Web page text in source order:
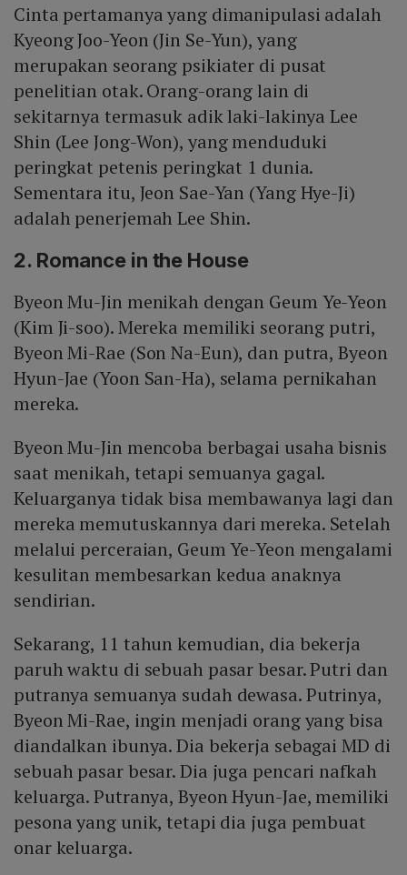
Cinta pertamanya yang dimanipulasi adalah
Kyeong Joo-Yeon (Jin Se-Yun), yang
merupakan seorang psikiater di pusat
penelitian otak. Orang-orang lain di
sekitarnya termasuk adik laki-lakinya Lee
Shin (Lee Jong-Won), yang menduduki
peringkat petenis peringkat 1 dunia.
Sementara itu, Jeon Sae-Yan (Yang Hye-Ji)
adalah penerjemah Lee Shin.
2. Romance in the House
Byeon Mu-Jin menikah dengan Geum Ye-Yeon
(Kim Ji-soo). Mereka memiliki seorang putri,
Byeon Mi-Rae (Son Na-Eun), dan putra, Byeon
Hyun-Jae (Yoon San-Ha), selama pernikahan
mereka.
Byeon Mu-Jin mencoba berbagai usaha bisnis
saat menikah, tetapi semuanya gagal.
Keluarganya tidak bisa membawanya lagi dan
mereka memutuskannya dari mereka. Setelah
melalui perceraian, Geum Ye-Yeon mengalami
kesulitan membesarkan kedua anaknya
sendirian.
Sekarang, 11 tahun kemudian, dia bekerja
paruh waktu di sebuah pasar besar. Putri dan
putranya semuanya sudah dewasa. Putrinya,
Byeon Mi-Rae, ingin menjadi orang yang bisa
diandalkan ibunya. Dia bekerja sebagai MD di
sebuah pasar besar. Dia juga pencari nafkah
keluarga. Putranya, Byeon Hyun-Jae, memiliki
pesona yang unik, tetapi dia juga pembuat
onar keluarga.